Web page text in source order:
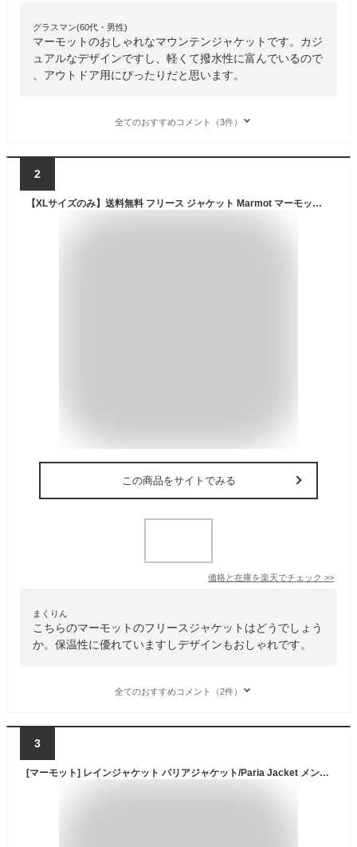
グラスマン(60代・男性)
マーモットのおしゃれなマウンテンジャケットです。カジ
ュアルなデザインですし、軽くて撥水性に富んでいるので
、アウトドア用にぴったりだと思います。
全てのおすすめコメント（3件）
2
【XLサイズのみ】送料無料 フリース ジャケット Marmot マーモット Sheep Fleece Jacket シープフリースジャケット メンズ アウトドア キャンプ 21%off 【あす楽対応】
この商品をサイトでみる
価格と在庫を楽天でチェック >>
まくりん
こちらのマーモットのフリースジャケットはどうでしょう
か。保温性に優れていますしデザインもおしゃれです。
全てのおすすめコメント（2件）
3
[マーモット] レインジャケット パリアジャケット/Paria Jacket メンズ ブラック M